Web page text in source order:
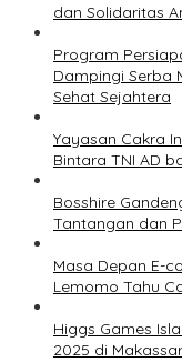
dan Solidaritas
Program
Dampingi Serba
Sehat Sejahtera
Yayasan Cakra
Bintara TNI AD
Bosshire
Tantangan dan
Masa Depan E-
Lemomo Tahu
Higgs Games
2025 di Makassar